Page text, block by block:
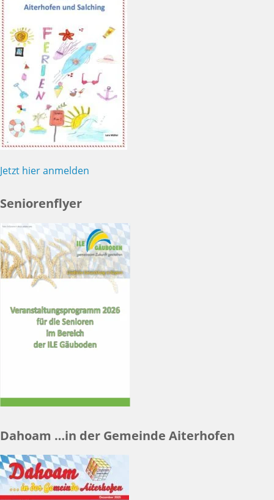
Jetzt hier anmelden
Seniorenflyer
Dahoam …in der Gemeinde Aiterhofen